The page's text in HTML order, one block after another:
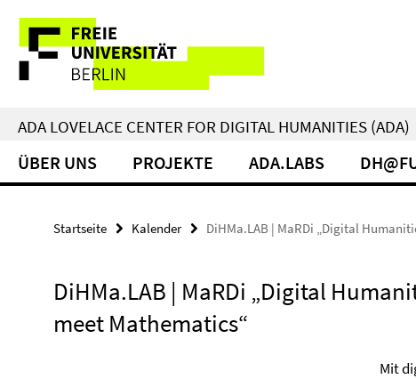
direkt
Inhalt
Service-
Navigation
ADA LOVELACE CENTER FOR DIGITAL HUMANITIES (ADA)
ÜBER UNS PROJEKTE ADA.LABS
Startseite Kalender DiHMa.LAB | MaRDi „Digital
DiHMa.LAB | MaRDi „Digital
meet Mathematics“
Mit